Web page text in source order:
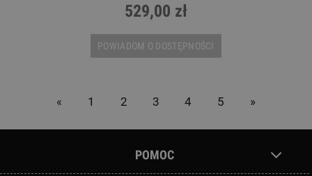
529,00 zł
POWIADOM O DOSTĘPNOŚCI
« 1 2 3 4 5 »
POMOC